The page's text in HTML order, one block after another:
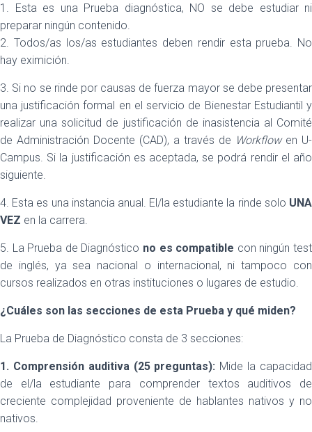
1. Esta es una Prueba diagnóstica, NO se debe estudiar ni
preparar ningún contenido.
2. Todos/as los/as estudiantes deben rendir esta prueba. No
hay eximición.
3. Si no se rinde por causas de fuerza mayor se debe presentar
una justificación formal en el servicio de Bienestar Estudiantil y
realizar una solicitud de justificación de inasistencia al Comité
de Administración Docente (CAD), a través de Workflowen U-
Campus. Si la justificación es aceptada, se podrá rendir el año
siguiente.
4. Esta es una instancia anual. El/la estudiante la rinde solo UNA
VEZ en la carrera.
5. La Prueba de Diagnóstico no es compatible con ningún test
de inglés, ya sea nacional o internacional, ni tampoco con
cursos realizados en otras instituciones o lugares de estudio.
¿Cuáles son las secciones de esta Prueba y qué miden?
La Prueba de Diagnóstico consta de 3 secciones:
1. Comprensión auditiva (25 preguntas): Mide la capacidad
de el/la estudiante para comprender textos auditivos de
creciente complejidad proveniente de hablantes nativos y no
nativos.